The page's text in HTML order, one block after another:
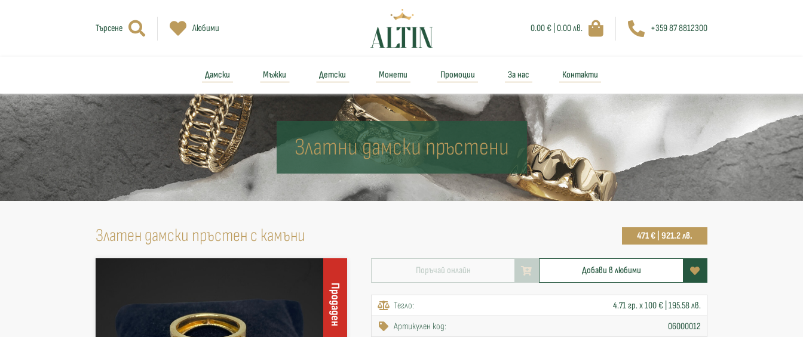
Търсене Любими 0.00 € | 0.00 лв. +359 87 8812300
Дамски Мъжки Детски Монети Промоции За нас Контакти
Златни дамски пръстени
Златен дамски пръстен с камъни 471 € | 921.2 лв.
Продаден
Поръчай онлайн Добави в любими
Тегло:
4.71 гр. x 100 € | 195.58 лв.
Артикулен код:
06000012